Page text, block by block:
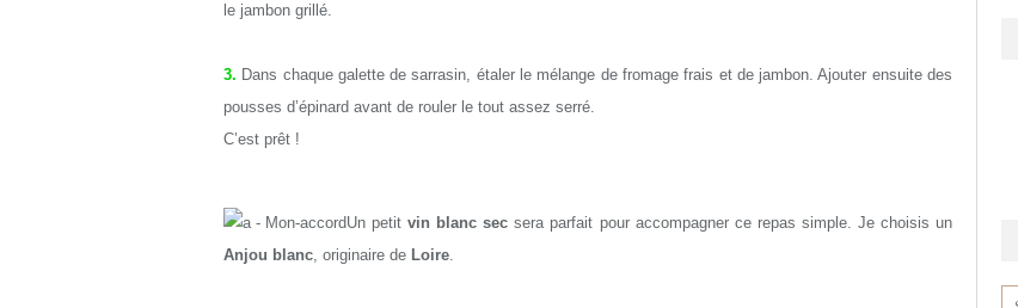
le jambon grillé.
3. Dans chaque galette de sarrasin, étaler le mélange de fromage frais et de jambon. Ajouter ensuite des
pousses d’épinard avant de rouler le tout assez serré.
C’est prêt !
Un petitvin blanc sec sera parfait pour accompagner ce repas simple. Je choisis un
Anjou blanc, originaire de Loire.